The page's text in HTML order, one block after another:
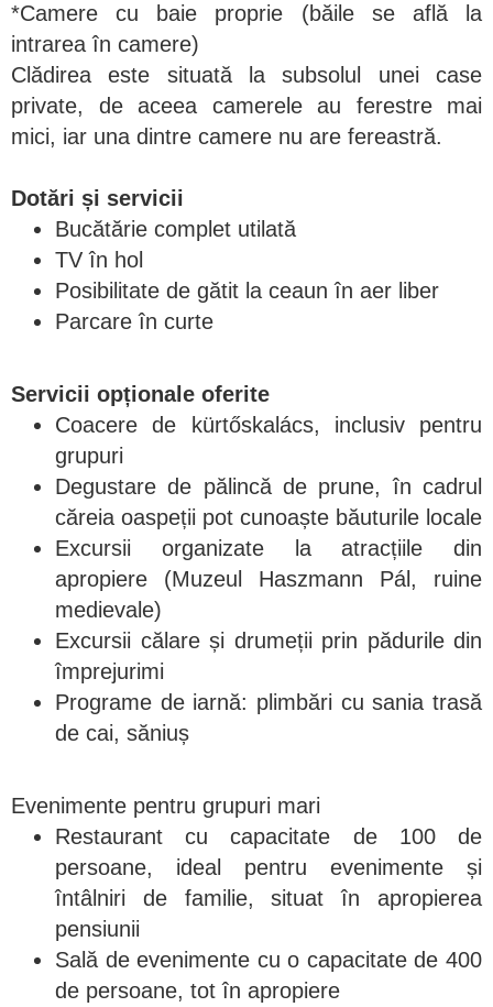
*Camere cu baie proprie (băile se află la
intrarea în camere)
Clădirea este situată la subsolul unei case
private, de aceea camerele au ferestre mai
mici, iar una dintre camere nu are fereastră.
Dotări și servicii
Bucătărie complet utilată
TV în hol
Posibilitate de gătit la ceaun în aer liber
Parcare în curte
Servicii opționale oferite
Coacere de kürtőskalács, inclusiv pentru
grupuri
Degustare de pălincă de prune, în cadrul
căreia oaspeții pot cunoaște băuturile locale
Excursii organizate la atracțiile din
apropiere (Muzeul Haszmann Pál, ruine
medievale)
Excursii călare și drumeții prin pădurile din
împrejurimi
Programe de iarnă: plimbări cu sania trasă
de cai, săniuș
Evenimente pentru grupuri mari
Restaurant cu capacitate de 100 de
persoane, ideal pentru evenimente și
întâlniri de familie, situat în apropierea
pensiunii
Sală de evenimente cu o capacitate de 400
de persoane, tot în apropiere